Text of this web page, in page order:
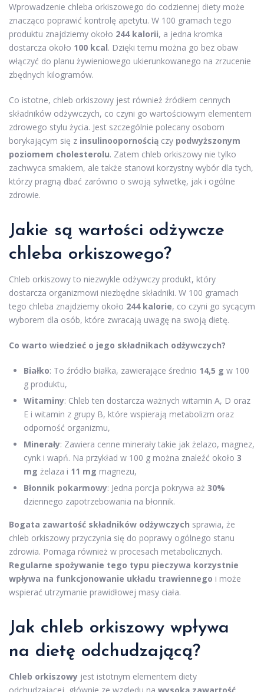
Wprowadzenie chleba orkiszowego do codziennej diety może
znacząco poprawić kontrolę apetytu. W 100 gramach tego
produktu znajdziemy około 244 kalorii, a jedna kromka
dostarcza około 100 kcal. Dzięki temu można go bez obaw
włączyć do planu żywieniowego ukierunkowanego na zrzucenie
zbędnych kilogramów.
Co istotne, chleb orkiszowy jest również źródłem cennych
składników odżywczych, co czyni go wartościowym elementem
zdrowego stylu życia. Jest szczególnie polecany osobom
borykającym się z insulinoopornością czy podwyższonym
poziomem cholesterolu. Zatem chleb orkiszowy nie tylko
zachwyca smakiem, ale także stanowi korzystny wybór dla tych,
którzy pragną dbać zarówno o swoją sylwetkę, jak i ogólne
zdrowie.
Jakie są wartości odżywcze
chleba orkiszowego?
Chleb orkiszowy to niezwykle odżywczy produkt, który
dostarcza organizmowi niezbędne składniki. W 100 gramach
tego chleba znajdziemy około 244 kalorie, co czyni go sycącym
wyborem dla osób, które zwracają uwagę na swoją dietę.
Co warto wiedzieć o jego składnikach odżywczych?
Białko: To źródło białka, zawierające średnio 14,5 g w 100
g produktu,
Witaminy: Chleb ten dostarcza ważnych witamin A, D oraz
E i witamin z grupy B, które wspierają metabolizm oraz
odporność organizmu,
Minerały: Zawiera cenne minerały takie jak żelazo, magnez,
cynk i wapń. Na przykład w 100 g można znaleźć około 3
mg żelaza i 11 mg magnezu,
Błonnik pokarmowy: Jedna porcja pokrywa aż 30%
dziennego zapotrzebowania na błonnik.
Bogata zawartość składników odżywczych sprawia, że
chleb orkiszowy przyczynia się do poprawy ogólnego stanu
zdrowia. Pomaga również w procesach metabolicznych.
Regularne spożywanie tego typu pieczywa korzystnie
wpływa na funkcjonowanie układu trawiennego i może
wspierać utrzymanie prawidłowej masy ciała.
Jak chleb orkiszowy wpływa
na dietę odchudzającą?
Chleb orkiszowy jest istotnym elementem diety
odchudzającej, głównie ze względu na wysoką zawartość